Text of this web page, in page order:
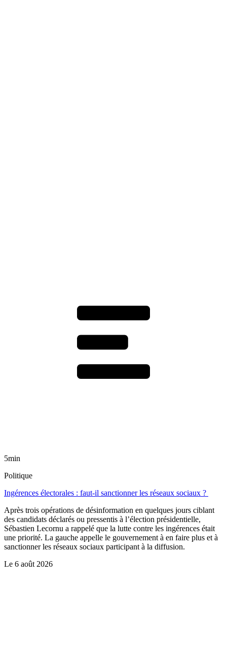
5min
Politique
Ingérences électorales : faut-il sanctionner les réseaux sociaux ?
Après trois opérations de désinformation en quelques jours ciblant
des candidats déclarés ou pressentis à l’élection présidentielle,
Sébastien Lecornu a rappelé que la lutte contre les ingérences était
une priorité. La gauche appelle le gouvernement à en faire plus et à
sanctionner les réseaux sociaux participant à la diffusion.
Le 6 août 2026